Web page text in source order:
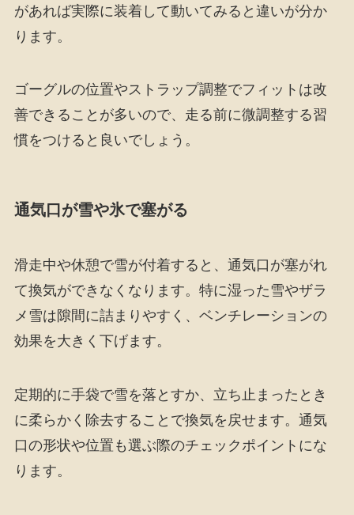
があれば実際に装着して動いてみると違いが分か
ります。
ゴーグルの位置やストラップ調整でフィットは改
善できることが多いので、走る前に微調整する習
慣をつけると良いでしょう。
通気口が雪や氷で塞がる
滑走中や休憩で雪が付着すると、通気口が塞がれ
て換気ができなくなります。特に湿った雪やザラ
メ雪は隙間に詰まりやすく、ベンチレーションの
効果を大きく下げます。
定期的に手袋で雪を落とすか、立ち止まったとき
に柔らかく除去することで換気を戻せます。通気
口の形状や位置も選ぶ際のチェックポイントにな
ります。